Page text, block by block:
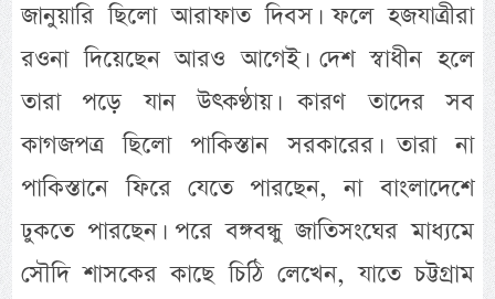
জানুয়ারি ছিলো আরাফাত দিবস। ফলে হজযাত্রীরা
রওনা দিয়েছেন আরও আগেই। দেশ স্বাধীন হলে
তারা পড়ে যান উৎকণ্ঠায়। কারণ তাদের সব
কাগজপত্র ছিলো পাকিস্তান সরকারের। তারা না
পাকিস্তানে ফিরে যেতে পারছেন, না বাংলাদেশে
ঢুকতে পারছেন। পরে বঙ্গবন্ধু জাতিসংঘের মাধ্যমে
সৌদি শাসকের কাছে চিঠি লেখেন, যাতে চট্টগ্রাম